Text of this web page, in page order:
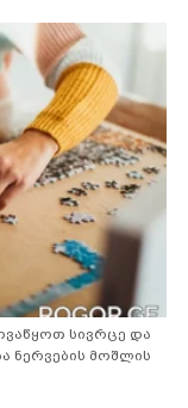
სივრცე და
ნერვების მოშლის